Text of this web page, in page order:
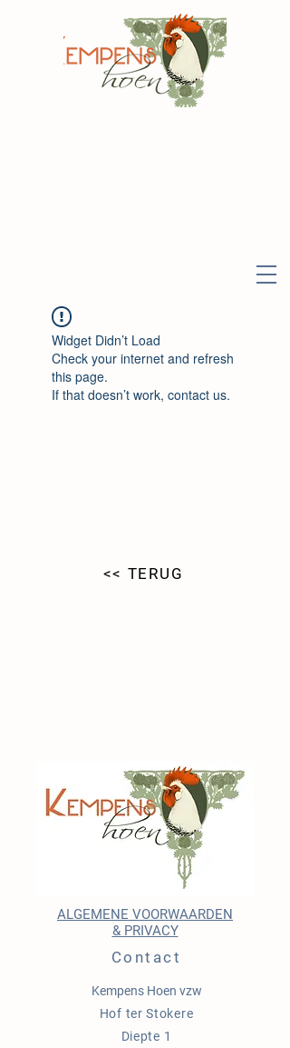
Widget Didn’t Load
Check your internet and refresh
this page.
If that doesn’t work, contact us.
<< TERUG
ALGEMENE VOORWAARDEN
& PRIVACY
Contact
Kempens Hoen vzw
Hof ter Stokere
Diepte 1